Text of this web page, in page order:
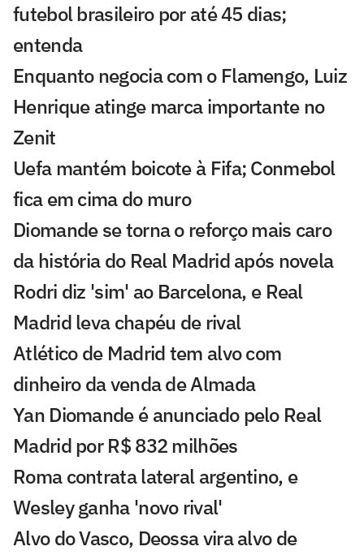
futebol brasileiro por até 45 dias;
entenda
Enquanto negocia com o Flamengo, Luiz
Henrique atinge marca importante no
Zenit
Uefa mantém boicote à Fifa; Conmebol
fica em cima do muro
Diomande se torna o reforço mais caro
da história do Real Madrid após novela
Rodri diz 'sim' ao Barcelona, e Real
Madrid leva chapéu de rival
Atlético de Madrid tem alvo com
dinheiro da venda de Almada
Yan Diomande é anunciado pelo Real
Madrid por R$ 832 milhões
Roma contrata lateral argentino, e
Wesley ganha 'novo rival'
Alvo do Vasco, Deossa vira alvo de